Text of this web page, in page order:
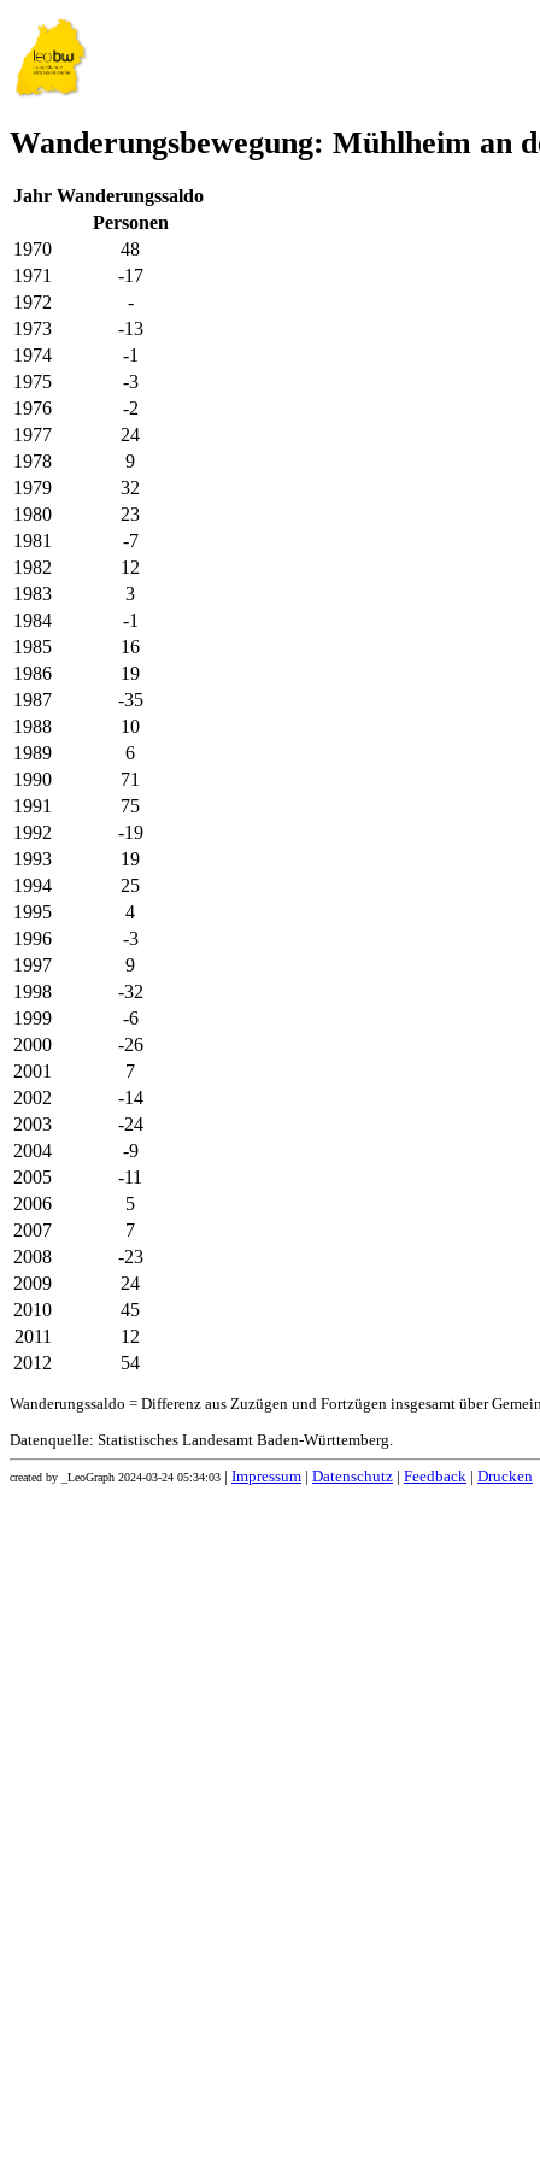
Wanderungsbewegung: Mühlheim an
Jahr Wanderungssaldo
Personen
1970
48
1971
-17
1972
-
1973
-13
1974
-1
1975
-3
1976
-2
1977
24
1978
9
1979
32
1980
23
1981
-7
1982
12
1983
3
1984
-1
1985
16
1986
19
1987
-35
1988
10
1989
6
1990
71
1991
75
1992
-19
1993
19
1994
25
1995
4
1996
-3
1997
9
1998
-32
1999
-6
2000
-26
2001
7
2002
-14
2003
-24
2004
-9
2005
-11
2006
5
2007
7
2008
-23
2009
24
2010
45
2011
12
2012
54
Wanderungssaldo = Differenz aus Zuzügen und Fortzügen insgesamt über
Datenquelle: Statistisches Landesamt Baden-Württemberg.
created by _LeoGraph 2024-03-24 05:34:03 Impressum Datenschutz Feedback Drucken